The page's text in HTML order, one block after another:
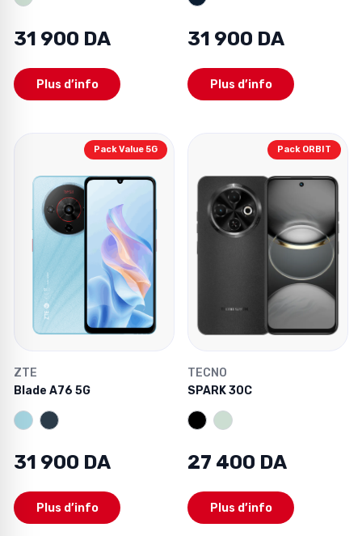
31 900 DA
Plus d’info
31 900 DA
Plus d’info
Pack Value 5G
ZTE
Blade A76 5G
31 900 DA
Plus d’info
Pack ORBIT
TECNO
SPARK 30C
27 400 DA
Plus d’info